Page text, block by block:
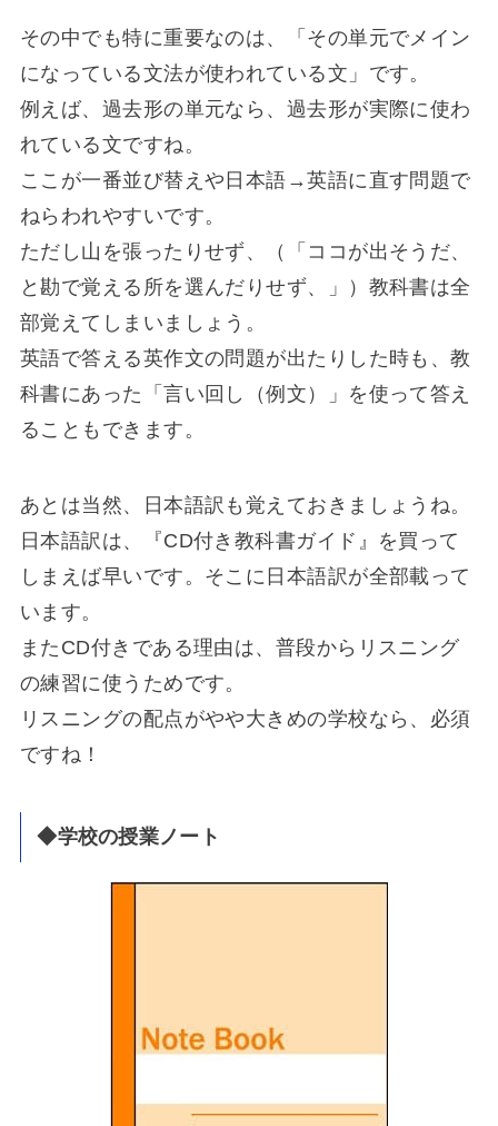
その中でも特に重要なのは、「その単元でメイン
になっている文法が使われている文」です。
例えば、過去形の単元なら、過去形が実際に使わ
れている文ですね。
ここが一番並び替えや日本語→英語に直す問題で
ねらわれやすいです。
ただし山を張ったりせず、（「ココが出そうだ、
と勘で覚える所を選んだりせず、」）教科書は全
部覚えてしまいましょう。
英語で答える英作文の問題が出たりした時も、教
科書にあった「言い回し（例文）」を使って答え
ることもできます。
あとは当然、日本語訳も覚えておきましょうね。
日本語訳は、『CD付き教科書ガイド』を買って
しまえば早いです。そこに日本語訳が全部載って
います。
またCD付きである理由は、普段からリスニング
の練習に使うためです。
リスニングの配点がやや大きめの学校なら、必須
ですね！
◆学校の授業ノート